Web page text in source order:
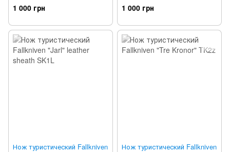
1 000 грн 1 000 грн
Нож туристический Fallkniven
Нож туристический Fallkniven